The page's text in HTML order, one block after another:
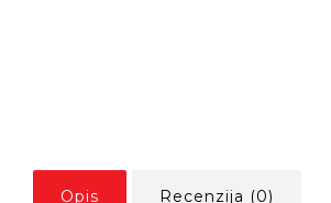
Opis Recenzija (0)